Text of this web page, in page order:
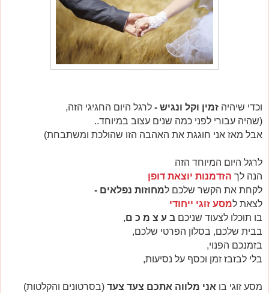
וכדי שיהיה זמין וקל ונגיש - לרגל היום החגיגי הזה,
(שהיה עבורי לפני כמה שנים עצוב במיוחד..
אבל מאז אני חוגגת את האהבה הזו שהולכת ומשתבחת)
לרגל היום המיוחד הזה
הנה לך הזדמנות יוצאת דופן
לקחת את הקשר שלכם למחוזות נפלאים -
לצאת למסע זוגי ייחודי
בו תוכלו לצעוד שניכם ב ע צ מ כ ם,
בבית שלכם, בסלון הפרטי שלכם,
בזמנכם הפנוי,
בלי לבזבז זמן וכסף על נסיעות,
מסע זוגי בו אני מלווה אתכם צעד צעד (בסרטונים והקלטות)